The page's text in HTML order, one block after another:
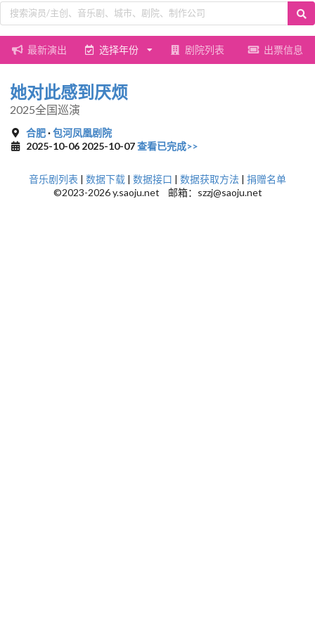
最新演出 选择年份 剧院列表 出票信息
她对此感到厌烦
2025全国巡演
合肥·包河凤凰剧院
2025-10-06 2025-10-07查看已完成>>
音乐剧列表 | 数据下载 | 数据接口 | 数据获取方法 | 捐赠名单
©2023-2026 y.saoju.net 邮箱：szzj@saoju.net